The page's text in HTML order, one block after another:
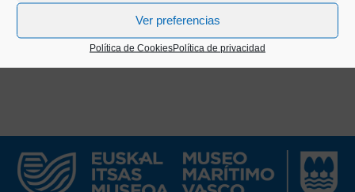
Ver preferencias
Política de CookiesPolítica de privacidad